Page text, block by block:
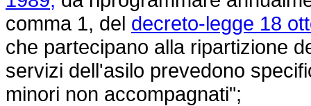
comma 1, del decreto-legge 18
che partecipano alla ripartizione
servizi dell'asilo prevedono
minori non accompagnati";